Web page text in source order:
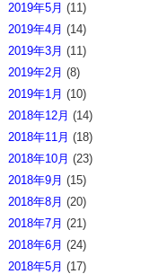
2019年5月 (11)
2019年4月 (14)
2019年3月 (11)
2019年2月 (8)
2019年1月 (10)
2018年12月 (14)
2018年11月 (18)
2018年10月 (23)
2018年9月 (15)
2018年8月 (20)
2018年7月 (21)
2018年6月 (24)
2018年5月 (17)